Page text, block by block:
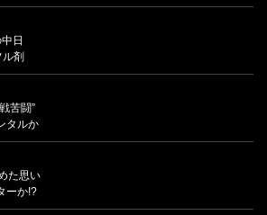
日
ル剤
苦闘”
タルか
た思い
ーか!?